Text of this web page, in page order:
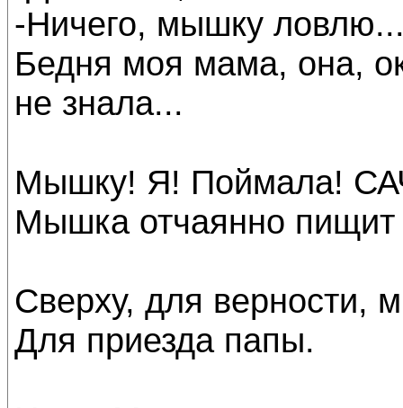
-Ничего, мышку
Бедня моя мама, она,
не знала...
Мышку! Я! Поймала!
Мышка отчаянно пищит
Сверху, для верности,
Для приезда папы.